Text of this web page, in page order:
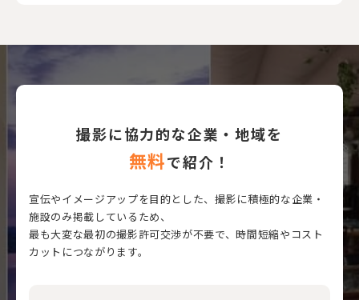
撮影に協力的な企業・地域を
無料で紹介！
宣伝やイメージアップを目的とした、撮影に積極的な企業・
施設のみ掲載しているため、
最も大変な最初の撮影許可交渉が不要で、時間短縮やコスト
カットにつながります。